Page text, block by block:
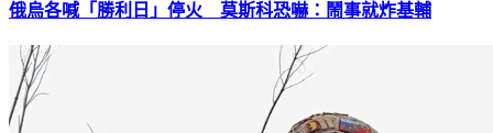
俄烏各喊「勝利日」停火 莫斯科恐嚇：鬧事就炸基輔